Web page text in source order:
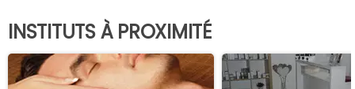
INSTITUTS À PROXIMITÉ